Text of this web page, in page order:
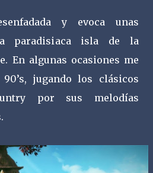
y evoca unas
paradisiaca isla de la
En algunas ocasiones me
jugando los clásicos
por sus melodías